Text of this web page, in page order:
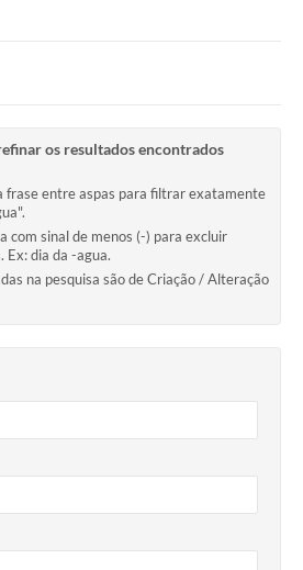
os resultados encontrados
frase entre aspas para filtrar exatamente
com sinal de menos (-) para excluir
Ex: dia da -agua.
na pesquisa são de Criação / Alteração